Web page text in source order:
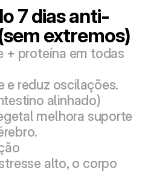
7 dias anti-
extremos)
+ proteína em todas
e reduz oscilações.
alinhado)
melhora suporte
alto, o corpo